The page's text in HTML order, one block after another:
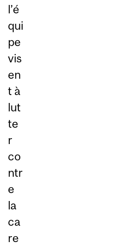
l’é
qui
pe
vis
en
t à
lut
te
r
co
ntr
e
la
ca
re